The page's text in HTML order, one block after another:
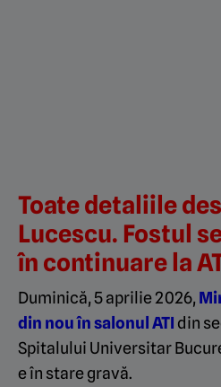
Toate detaliile
Lucescu. Fostul
în continuare la
Duminică, 5 aprilie 2026,
din nou în salonul ATI din
Spitalului Universitar
e în stare gravă.